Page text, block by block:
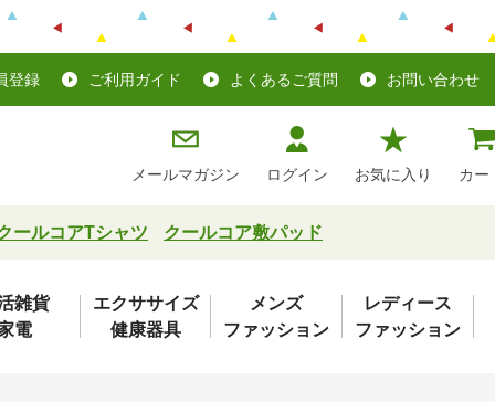
登録 ご利用ガイド よくあるご質問 お問い合わせ
メールマガジン ログイン お気に入り カー
ールコアTシャツ クールコア敷パッド
雑貨
電
エクササイズ
健康器具
メンズ
ファッション
レディース
ファッション